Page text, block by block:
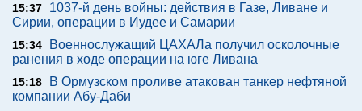
15:37
1037-й день войны: действия в Газе, Ливане и
Сирии, операции в Иудее и Самарии
15:34
Военнослужащий ЦАХАЛа получил осколочные
ранения в ходе операции на юге Ливана
15:18
В Ормузском проливе атакован танкер нефтяной
компании Абу-Даби